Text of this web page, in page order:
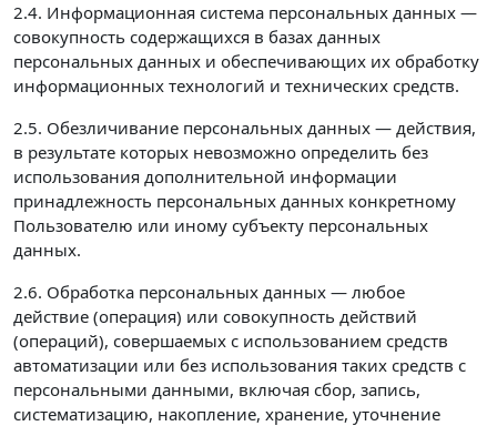
2.4. Информационная система персональных данных —
совокупность содержащихся в базах данных
персональных данных и обеспечивающих их обработку
информационных технологий и технических средств.
2.5. Обезличивание персональных данных — действия,
в результате которых невозможно определить без
использования дополнительной информации
принадлежность персональных данных конкретному
Пользователю или иному субъекту персональных
данных.
2.6. Обработка персональных данных — любое
действие (операция) или совокупность действий
(операций), совершаемых с использованием средств
автоматизации или без использования таких средств с
персональными данными, включая сбор, запись,
систематизацию, накопление, хранение, уточнение